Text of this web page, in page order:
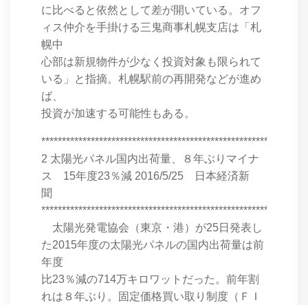
に比べると依然として差が開いている。オフ
ィス仲介を手掛ける三鬼商事札幌支店は「札
幌中
心部は新規物件が少なく投資対象も限られて
いる」と指摘。札幌駅前の再開発などが進め
ば、
投資が加速する可能性もある。
2 太陽光パネル国内出荷量、８年ぶりマイナ
ス 15年度23％減 2016/5/25 日本経済新
聞
太陽光発電協会（東京・港）が25日発表し
た2015年度の太陽光パネルの国内出荷量は前
年度
比23％減の714万キロワットだった。前年割
れは８年ぶり。固定価格買い取り制度（ＦＩ